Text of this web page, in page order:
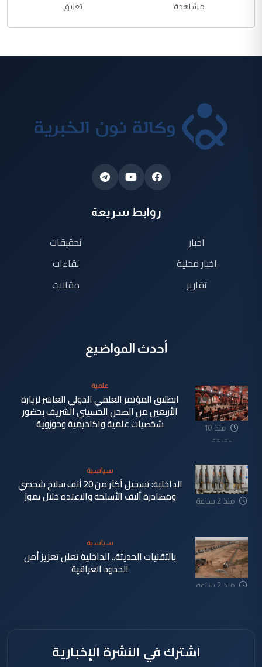
مشاهدة تعليق
روابط سريعة
اخبار
اخبار محلية
تقارير
تحقيقات
لقاءات
مقالات
أحدث المواضيع
منذ 10
دقيقة
علمية
انطلاق المؤتمر العلمي الدولي العاشر لزيارة
الأربعين من الصحن الحسيني الشريف بحضور
شخصيات علمية واكاديمية وحوزوية
منذ 2 ساعة
سياسية
الداخلية: تسجيل أكثر من 20 ألف سلاح شخصي
ومصادرة آلاف الأسلحة والاعتدة خلال تموز
منذ 2 ساعة
سياسية
بالتقنيات الحديثة.. الداخلية تعلن تعزيز أمن
الحدود العراقية
اشترك في النشرة الإخبارية